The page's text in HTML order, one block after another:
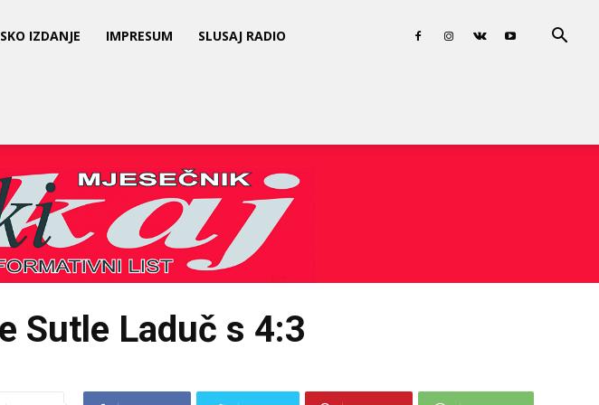
IZDANJE IMPRESUM SLUSAJ RADIO
Sutle Laduč s 4:3